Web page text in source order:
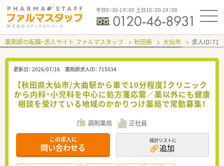
平日9：30-19：00 土日10：00-19：00
薬剤師の転職・求人サイト ファルマスタッフ 秋田県 大仙市 求人ID：
更新日： 2026/07/16 薬剤師求人ID： 715034
【秋田県大仙市/大曲駅から車で10分程度】クリニック
から内科・小児科を中心に処方箋応需／薬以外にも健康
相談を受けている地域のかかりつけ薬局で常勤募集！
調剤薬局 正社員
この求人に
問い合わせる
検討リストに
追加